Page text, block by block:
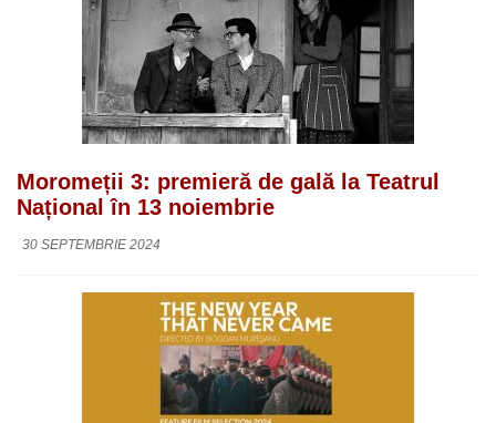
Moromeții 3: premieră de gală la Teatrul
Național în 13 noiembrie
30 SEPTEMBRIE 2024